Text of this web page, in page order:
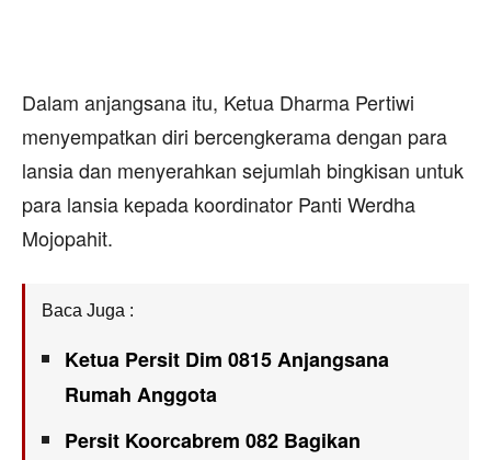
Dalam anjangsana itu, Ketua Dharma Pertiwi
menyempatkan diri bercengkerama dengan para
lansia dan menyerahkan sejumlah bingkisan untuk
para lansia kepada koordinator Panti Werdha
Mojopahit.
Baca Juga :
Ketua Persit Dim 0815 Anjangsana
Rumah Anggota
Persit Koorcabrem 082 Bagikan